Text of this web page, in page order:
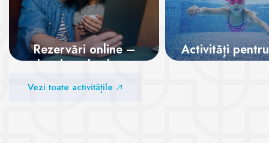
Rezervări online –
locul tău la clase,
garantat!
Activități
Vezi toate activitățile